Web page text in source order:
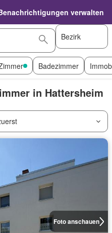
verwalten
Bezirk
Badezimmer
in Hattersheim
Foto anschauen